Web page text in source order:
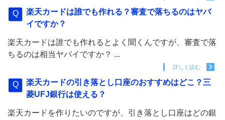
楽天カードは誰でも作れる？審査で落ちるのはヤバ
イですか？
楽天カードは誰でも作れるとよく聞くんですが、審査で落
ちるのは相当ヤバイですか？ ...
詳しく読む
楽天カードの引き落とし口座のおすすめはどこ？三
菱UFJ銀行は使える？
楽天カードを作りたいのですが、引き落とし口座はどの銀